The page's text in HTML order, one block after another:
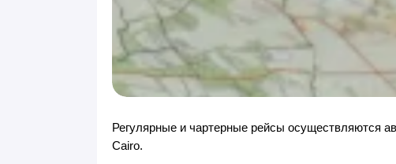
Регулярные и чартерные рейсы осуществляются
Cairo.